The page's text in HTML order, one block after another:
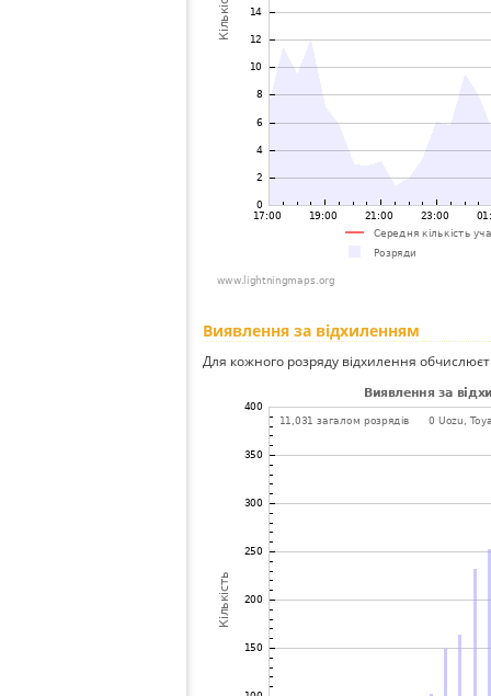
Виявлення за відхиленням
Для кожного розряду відхилення